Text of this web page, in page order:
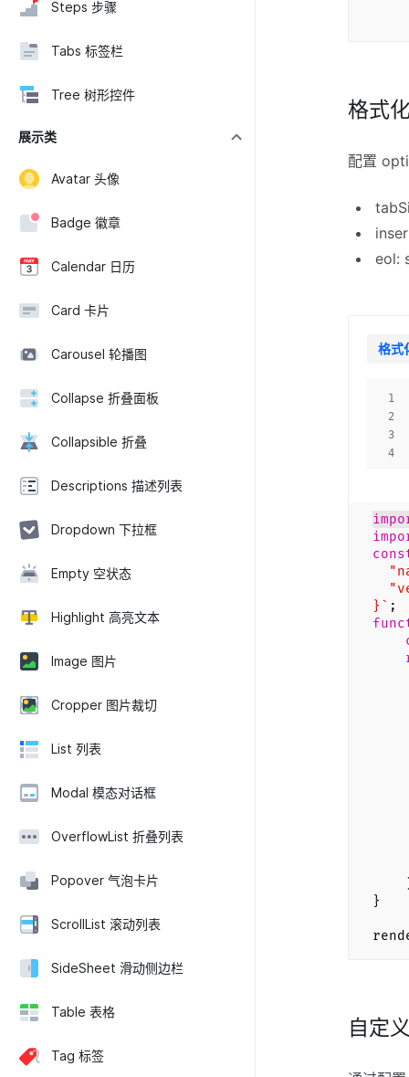
Steps 步骤
Tabs 标签栏
Tree 树形控件
展示类
Avatar 头像
Badge 徽章
Calendar 日历
Card 卡片
Carousel 轮播图
Collapse 折叠面板
Collapsible 折叠
Descriptions 描述列表
Dropdown 下拉框
Empty 空状态
Highlight 高亮文本
Image 图片
Cropper 图片裁切
List 列表
Modal 模态对话框
OverflowList 折叠列表
Popover 气泡卡片
ScrollList 滚动列表
SideSheet 滑动侧边栏
Table 表格
Tag 标签
格式
配置
eol:
格式
1
2
3
4
}` ;
}
自定